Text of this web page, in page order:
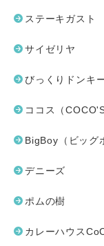
ステーキガスト
サイゼリヤ
びっくりドンキ
ココス（COCO'S
BigBoy（ビッグ
デニーズ
ポムの樹
カレーハウス